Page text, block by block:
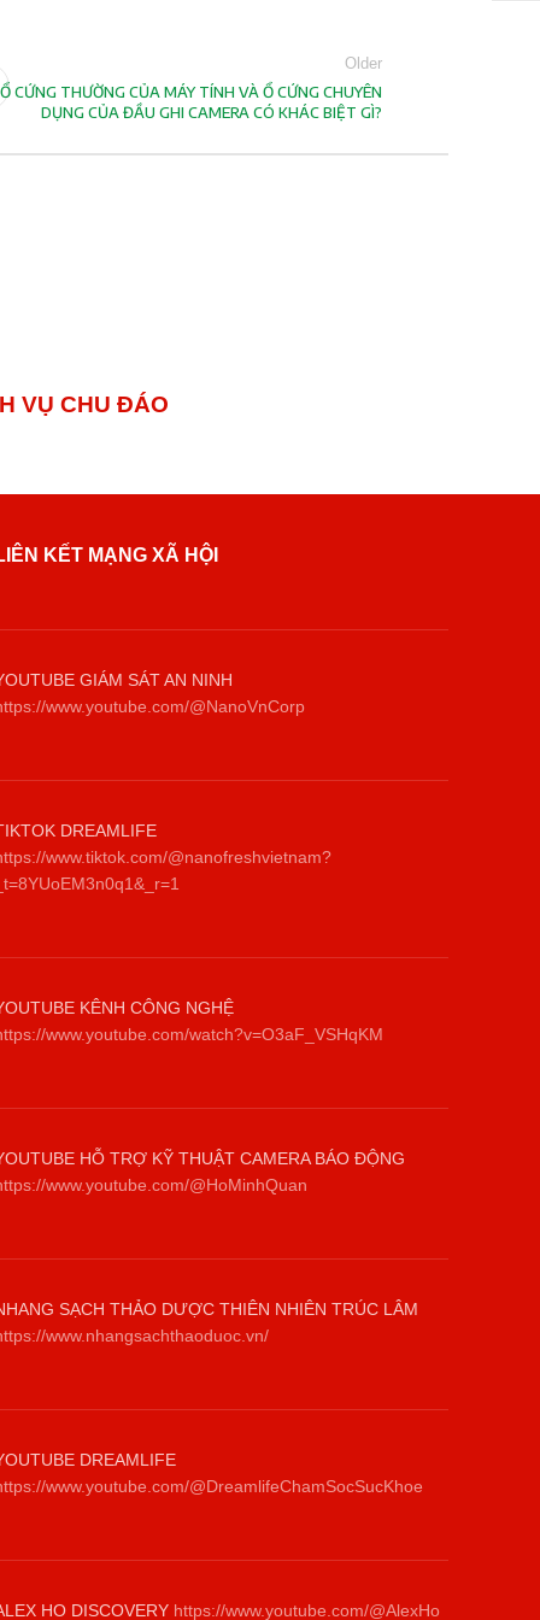
Older
Ổ CỨNG THƯỜNG CỦA MÁY TÍNH VÀ Ổ CỨNG CHUYÊN
DỤNG CỦA ĐẦU GHI CAMERA CÓ KHÁC BIỆT GÌ?
CHU ĐÁO
KẾT MẠNG XÃ HỘI
GIÁM SÁT AN NINH
www.youtube.com/@NanoVnCorp
DREAMLIFE
www.tiktok.com/@nanofreshvietnam?
KÊNH CÔNG NGHỆ
www.youtube.com/watch?v=O3aF_VSHqKM
HỖ TRỢ KỸ THUẬT CAMERA BÁO ĐỘNG
www.youtube.com/@HoMinhQuan
SẠCH THẢO DƯỢC THIÊN NHIÊN TRÚC LÂM
www.nhangsachthaoduoc.vn/
DREAMLIFE
www.youtube.com/@DreamlifeChamSocSucKhoe
HO DISCOVERY https://www.youtube.com/@AlexHo